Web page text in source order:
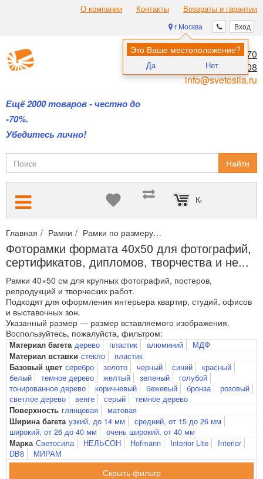
О компании Контакты Возвраты и гарантии
Вход
г Москва
Это Ваше местоположение?
Да Нет
Ещё 2000 товаров - честно до
-70%.
Убедитесь лично!
8 (495) 970-00-70
8 (800) 700-11-08
info@svetosila.ru
Найти
Корзина пуста
Главная Рамки Рамки по размеру
Фоторамки формата 40х50 для фотографий,
сертификатов, дипломов, творчества и не...
Рамки 40×50 см для крупных фотографий, постеров,
репродукций и творческих работ.
Подходят для оформления интерьера квартир, студий, офисов
и выставочных зон.
Указанный размер — размер вставляемого изображения.
Воспользуйтесь, пожалуйста, фильтром:
Материал багета дерево пластик алюминий МДФ
Материал вставки стекло пластик
Базовый цвет серебро золото черный синий
красный
белый
темное дерево желтый зеленый
голубой
тонированное дерево
коричневый бежевый бронза
розовый
светлое дерево
венге серый темное дерево
Поверхность глянцевая матовая
Ширина багета узкий, до 14 мм
средний, от 15 до 26 мм
широкий, от 26 до 40 мм
очень широкий, от 40 мм
Марка Светосила НЕЛЬСОН Hofmann Interior Lite
Interior
DB8
МИРАМ
фильтр